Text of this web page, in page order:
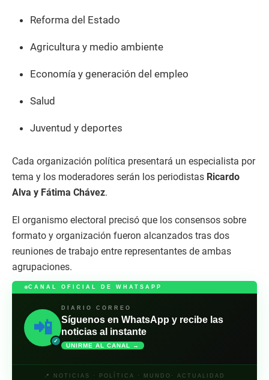
Reforma del Estado
Agricultura y medio ambiente
Economía y generación del empleo
Salud
Juventud y deportes
Cada organización política presentará un especialista por
tema y los moderadores serán los periodistas Ricardo
Alva y Fátima Chávez.
El organismo electoral precisó que los consensos sobre
formato y organización fueron alcanzados tras dos
reuniones de trabajo entre representantes de ambas
agrupaciones.
CANAL OFICIAL DE WHATSAPP
📲
✓
DIARIO CORREO
Síguenos en WhatsApp y recibe las
noticias al instante
UNIRME AL CANAL →
📍 NOTICIAS · POLÍTICA · MUNDO· ACTUALIDAD